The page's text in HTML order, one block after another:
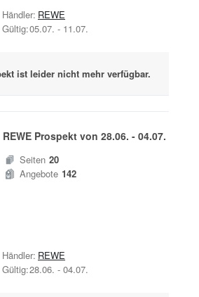
Gültig:05.07. - 11.07.
Händler: REWE
ist leider nicht mehr verfügbar.
REWE Prospekt von 28.06. - 04.07.
Seiten 20
Angebote 142
Gültig:28.06. - 04.07.
Händler: REWE